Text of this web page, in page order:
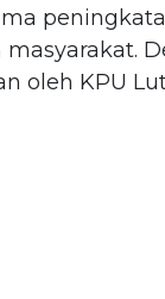
oleh KPU